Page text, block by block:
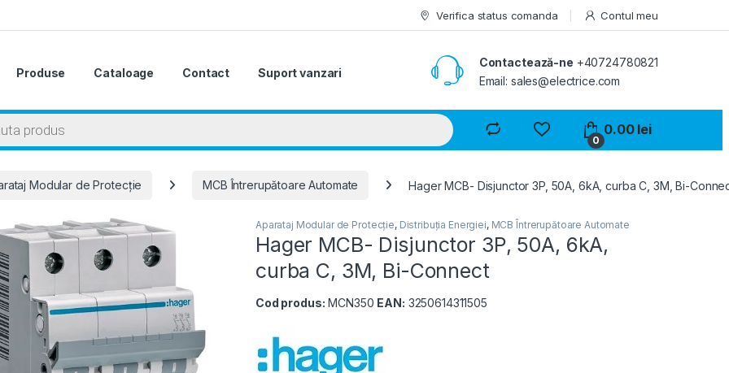
Verifica status comanda Contul meu
Produse Cataloage Contact Suport vanzari
Contactează-ne +40724780821
Email: sales@electrice.com
0
0.00 lei
Modular de Protecție MCB Întrerupătoare Automate Hager MCB- Disjunctor 3P, 50A, 6kA, curba C, 3M, Bi-
Aparataj Modular de Protecție, Distribuția Energiei, MCB Întrerupătoare Automate
Hager MCB- Disjunctor 3P, 50A, 6kA,
curba C, 3M, Bi-Connect
Cod produs: MCN350 EAN: 3250614311505